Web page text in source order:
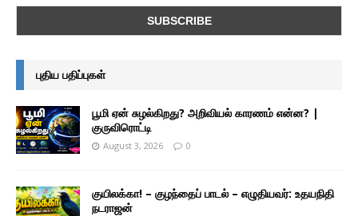
புதிய பதிப்புகள்
பூமி ஏன் சுழல்கிறது? அறிவியல் காரணம் என்ன? |
குருவிரொட்டி
August 3, 2026 0
குயிலக்கா! – குழந்தைப் பாடல் – எழுதியவர்: உதயநிதி
நடராஜன்